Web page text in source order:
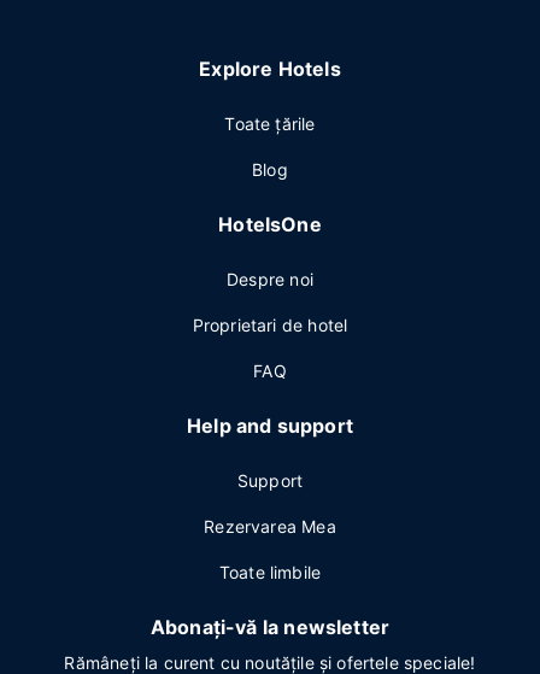
Explore Hotels
Toate ţările
Blog
HotelsOne
Despre noi
Proprietari de hotel
FAQ
Help and support
Support
Rezervarea Mea
Toate limbile
Abonați-vă la newsletter
Rămâneți la curent cu noutățile și ofertele speciale!